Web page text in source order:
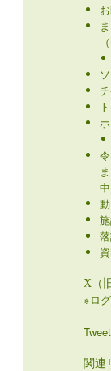
X（
※ロ
関連